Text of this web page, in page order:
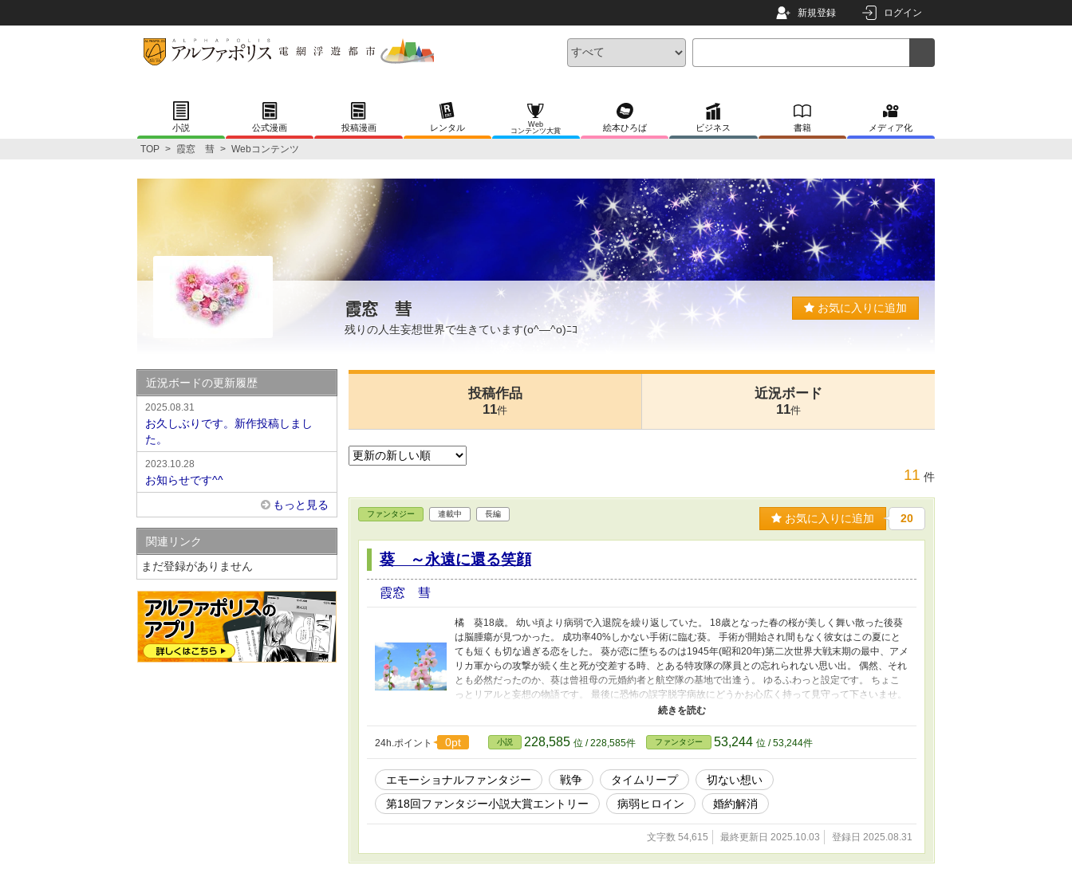
新規登録 ログイン
小説 公式漫画 投稿漫画 レンタル
Web
コンテンツ大賞
絵本ひろば ビジネス 書籍 メディア化
TOP > 霞窓 彗 > Webコンテンツ
霞窓 彗
残りの人生妄想世界で生きています(o^―^o)ﾆｺ
お気に入りに追加
投稿作品
11件
近況ボード
11件
11 件
ファンタジー 連載中 長編 お気に入りに追加 20
葵 ～永遠に還る笑顔
霞窓 彗
橘 葵18歳。 幼い頃より病弱で入退院を繰り返していた。 18歳となった春の桜が美しく舞い散った後葵
は脳腫瘍が見つかった。 成功率40%しかない手術に臨む葵。 手術が開始され間もなく彼女はこの夏にと
ても短くも切な過ぎる恋をした。 葵が恋に堕ちるのは1945年(昭和20年)第二次世界大戦末期の最中、アメ
リカ軍からの攻撃が続く生と死が交差する時、とある特攻隊の隊員との忘れられない思い出。 偶然、それ
とも必然だったのか、葵は曾祖母の元婚約者と航空隊の基地で出逢う。 ゆるふわっと設定です。 ちょこ
っとリアルと妄想の物語です。 最後に恐怖の誤字脱字病故にどうかお心広く持って見守って下さいませ。
<(_ _)> 執筆中「防人の歌」や「群青」「愛しき日々よ」「キミガタメ」で気分アゲアゲで頑張ってま
す。 その反面先人方の捧げられた尊い命へ感謝をしまくりです。
24h.ポイント
0pt 小説 228,585 位 / 228,585件 ファンタジー 53,244 位 / 53,244件
エモーショナルファンタジー 戦争 タイムリープ
切ない想い
第18回ファンタジー小説大賞エントリー
病弱ヒロイン 婚約解消
文字数 54,615 最終更新日 2025.10.03 登録日 2025.08.31
近況ボードの更新履歴
2025.08.31
お久しぶりです。新作投稿しまし
た。
2023.10.28
お知らせです^^
もっと見る
関連リンク
まだ登録がありません